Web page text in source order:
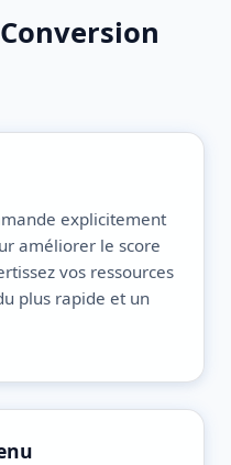
explicitement
améliorer le score
vos ressources
plus rapide et un